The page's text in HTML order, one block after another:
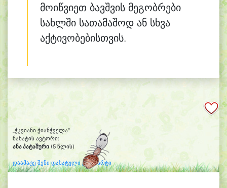
მოიწვიეთ ბავშვის მეგობრები
სახლში სათამაშოდ ან სხვა
აქტივობებისთვის.
„ჭკვიანი ჭიანჭველა“
ნახატის ავტორი:
ანა პატაშური(5 წლის)
დაამატე შენი დახატული კლიპარტი